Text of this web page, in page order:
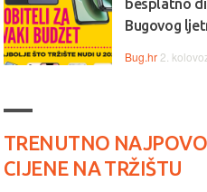
besplatno
Bugovog
Bug.hr 2.
TRENUTNO
CIJENE NA TRŽIŠTU